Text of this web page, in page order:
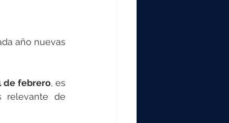
año nuevas
de febrero, es
relevante de